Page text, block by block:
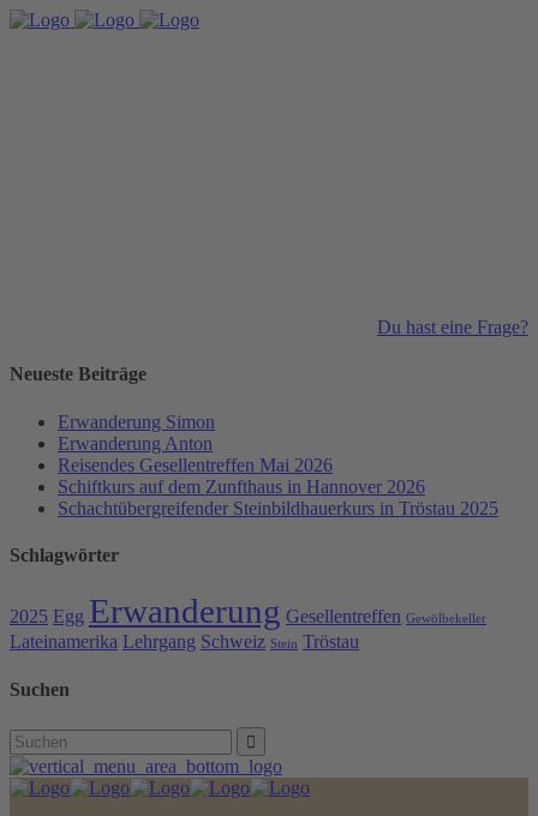
Du hast eine Frage?
Neueste Beiträge
Erwanderung Simon
Erwanderung Anton
Reisendes Gesellentreffen Mai 2026
Schiftkurs auf dem Zunfthaus in Hannover 2026
Schachtübergreifender Steinbildhauerkurs in Tröstau 2025
Schlagwörter
2025 Egg Erwanderung Gesellentreffen Gewölbekeller
Lateinamerika Lehrgang Schweiz Stein Tröstau
Suchen
Search
for: